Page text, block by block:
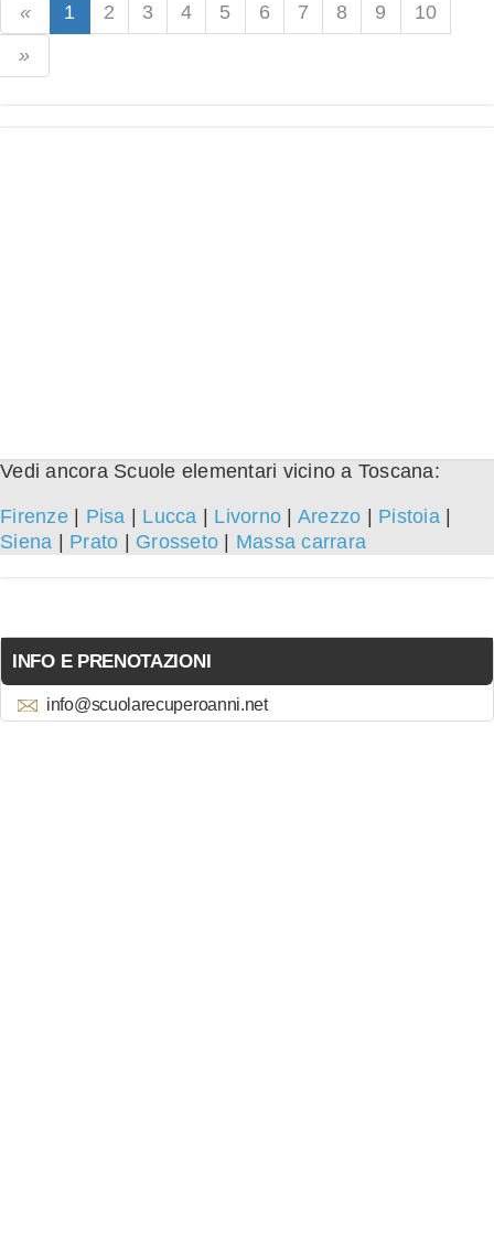
1 2 3 4 5 6 7 8 9 10
Vedi ancora Scuole elementari vicino a Toscana:
Firenze| Pisa Lucca Livorno Arezzo Pistoia|
Siena
Prato Grosseto Massa carrara
INFO E PRENOTAZIONI
info@scuolarecuperoanni.net